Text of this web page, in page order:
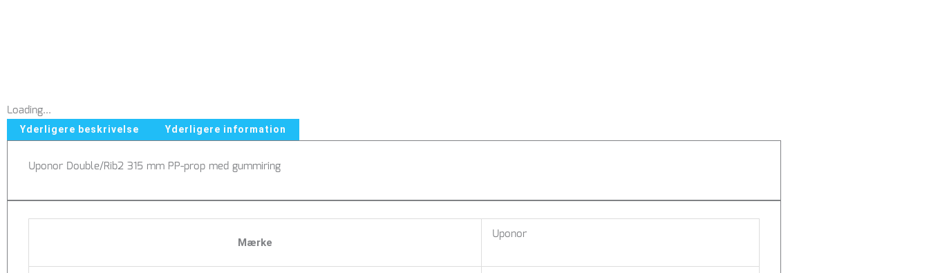
Loading...
Yderligere beskrivelse Yderligere information
Uponor Double/Rib2 315 mm PP-prop med gummiring
Mærke Uponor